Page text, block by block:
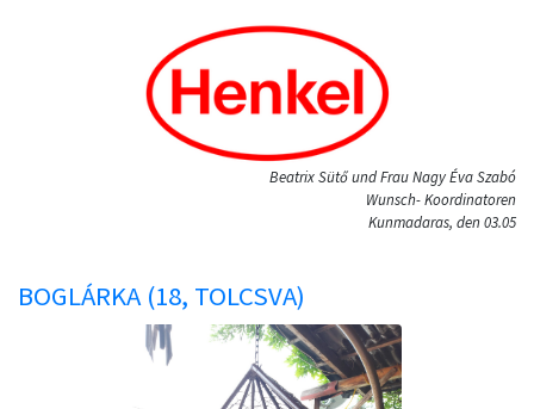
Beatrix Sütő und Frau Nagy Éva Szabó
Wunsch- Koordinatoren
Kunmadaras, den 03.05
BOGLÁRKA (18, TOLCSVA)